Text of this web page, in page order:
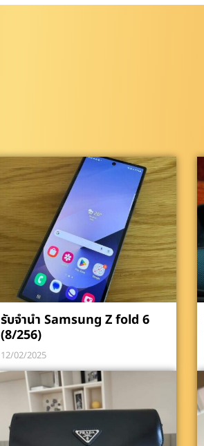
รับจำนำ Samsung Z fold 6
(8/256)
12/02/2025